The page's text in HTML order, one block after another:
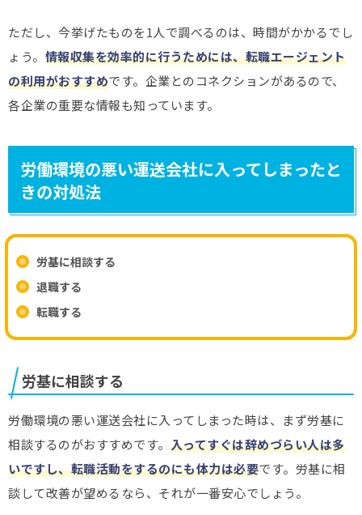
ただし、今挙げたものを1人で調べるのは、時間がかかるでし
ょう。 情報収集を効率的に行うためには、転職エージェント
の利用がおすすめです。企業とのコネクションがあるので、
各企業の重要な情報も知っています。
労働環境の悪い運送会社に入ってしまったと
きの対処法
労基に相談する
退職する
転職する
労基に相談する
労働環境の悪い運送会社に入ってしまった時は、まず労基に
相談するのがおすすめです。 入ってすぐは辞めづらい人は多
いですし、転職活動をするのにも体力は必要です。労基に相
談して改善が望めるなら、それが一番安心でしょう。